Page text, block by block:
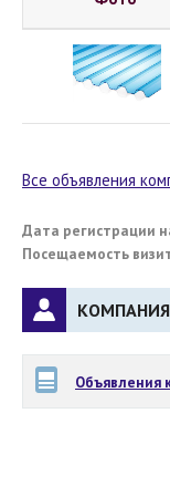
Все объявления
Дата регистрации
Посещаемость
КОМПАНИЯ
Объявления